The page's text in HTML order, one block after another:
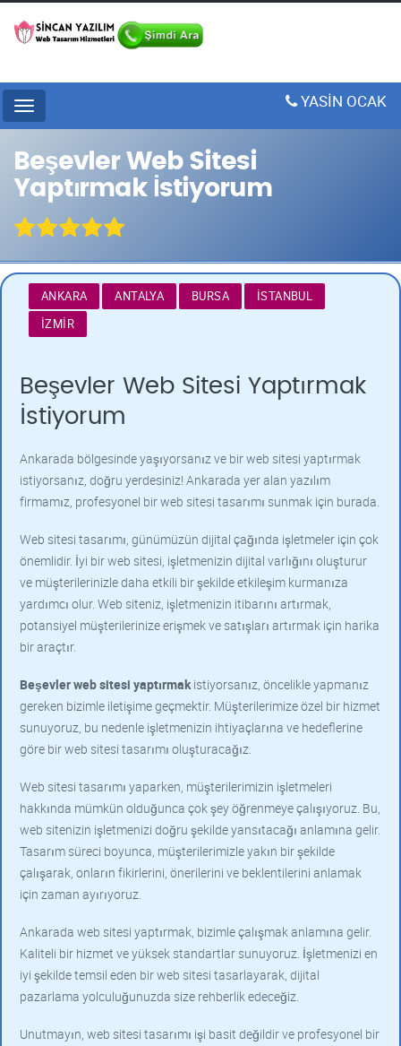
Menu YASİN OCAK
Beşevler Web Sitesi
Yaptırmak İstiyorum
ANKARA ANTALYA BURSA
İSTANBUL
İZMIR
Beşevler Web Sitesi Yaptırmak
İstiyorum
Ankarada bölgesinde yaşıyorsanız ve bir web sitesi yaptırmak
istiyorsanız, doğru yerdesiniz! Ankarada yer alan yazılım
firmamız, profesyonel bir web sitesi tasarımı sunmak için burada.
Web sitesi tasarımı, günümüzün dijital çağında işletmeler için çok
önemlidir. İyi bir web sitesi, işletmenizin dijital varlığını oluşturur
ve müşterilerinizle daha etkili bir şekilde etkileşim kurmanıza
yardımcı olur. Web siteniz, işletmenizin itibarını artırmak,
potansiyel müşterilerinize erişmek ve satışları artırmak için harika
bir araçtır.
Beşevlerweb sitesi yaptırmakistiyorsanız, öncelikle yapmanız
gereken bizimle iletişime geçmektir. Müşterilerimize özel bir hizmet
sunuyoruz, bu nedenle işletmenizin ihtiyaçlarına ve hedeflerine
göre bir web sitesi tasarımı oluşturacağız.
Web sitesi tasarımı yaparken, müşterilerimizin işletmeleri
hakkında mümkün olduğunca çok şey öğrenmeye çalışıyoruz. Bu,
web sitenizin işletmenizi doğru şekilde yansıtacağı anlamına gelir.
Tasarım süreci boyunca, müşterilerimizle yakın bir şekilde
çalışarak, onların fikirlerini, önerilerini ve beklentilerini anlamak
için zaman ayırıyoruz.
Ankarada web sitesi yaptırmak, bizimle çalışmak anlamına gelir.
Kaliteli bir hizmet ve yüksek standartlar sunuyoruz. İşletmenizi en
iyi şekilde temsil eden bir web sitesi tasarlayarak, dijital
pazarlama yolculuğunuzda size rehberlik edeceğiz.
Unutmayın, web sitesi tasarımı işi basit değildir ve profesyonel bir